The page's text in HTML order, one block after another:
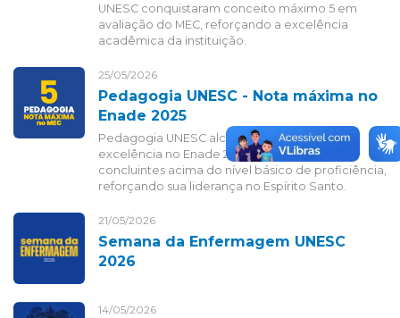
UNESC conquistaram conceito máximo 5 em
avaliação do MEC, reforçando a excelência
acadêmica da instituição.
25/05/2026
Pedagogia UNESC - Nota máxima no
Enade 2025
Pedagogia UNESC alcança resultado de
excelência no Enade 2025, com 100% dos
concluintes acima do nível básico de proficiência,
reforçando sua liderança no Espírito Santo.
21/05/2026
Semana da Enfermagem UNESC
2026
14/05/2026